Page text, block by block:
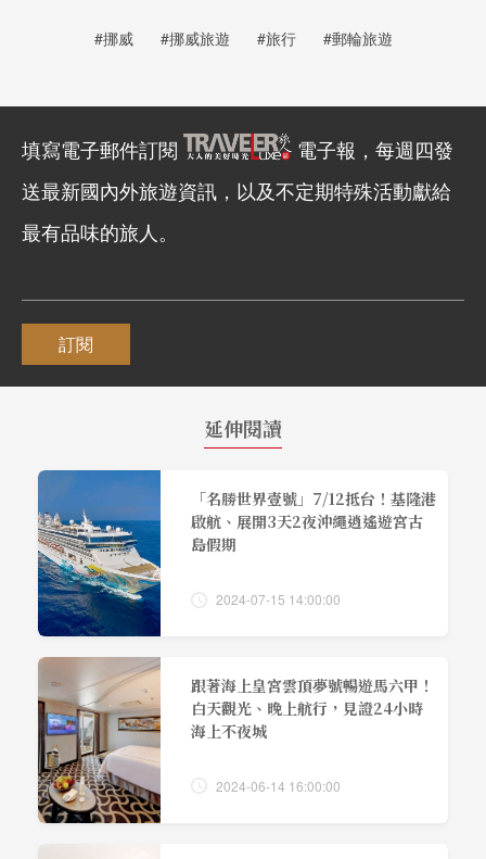
#挪威 #挪威旅遊 #旅行 #郵輪旅遊
填寫電子郵件訂閱
電子報，每週四發
送最新國內外旅遊資訊，以及不定期特殊活動獻給
最有品味的旅人。
訂閱
延伸閱讀
「名勝世界壹號」7/12抵台！基隆港
啟航、展開3天2夜沖繩逍遙遊宮古
島假期
2024-07-15 14:00:00
跟著海上皇宮雲頂夢號暢遊馬六甲！
白天觀光、晚上航行，見證24小時
海上不夜城
2024-06-14 16:00:00